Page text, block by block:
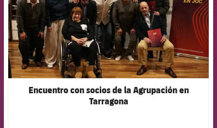
Encuentro con socios de la Agrupación en
Tarragona